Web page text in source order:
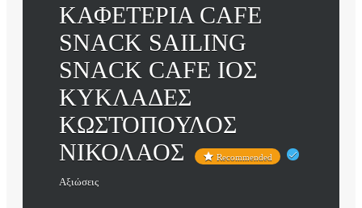
ΚΑΦΕΤΕΡΙΑ CAFE
SNACK SAILING
SNACK CAFE ΙΟΣ
ΚΥΚΛΑΔΕΣ
ΚΩΣΤΟΠΟΥΛΟΣ
ΝΙΚΟΛΑΟΣ
Recommended
Αξιώσεις